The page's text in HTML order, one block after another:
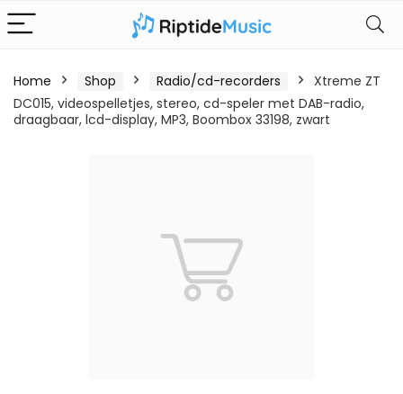
Home Shop Radio/cd-recorders
Xtreme ZT
DC015, videospelletjes, stereo, cd-speler met DAB-radio,
draagbaar, lcd-display, MP3, Boombox 33198, zwart